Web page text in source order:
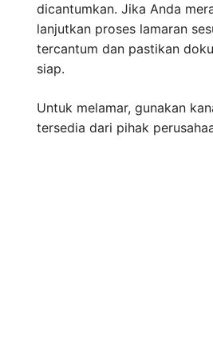
dicantumkan. Jika Anda
lanjutkan proses lamaran
tercantum dan pastikan
siap.
Untuk melamar, gunakan
tersedia dari pihak